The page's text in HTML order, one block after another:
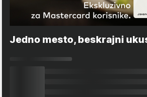
Jedno mesto, beskrajni